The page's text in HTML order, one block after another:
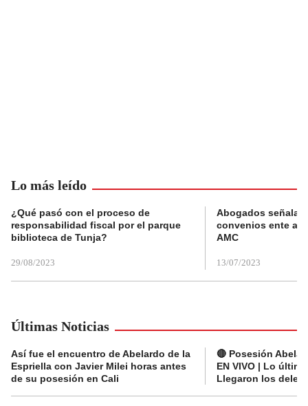
Lo más leído
¿Qué pasó con el proceso de
responsabilidad fiscal por el parque
biblioteca de Tunja?
29/08/2023
Abogados
convenios ente
AMC
13/07/2023
Últimas Noticias
Así fue el encuentro de Abelardo de la
Espriella con Javier Milei horas antes
de su posesión en Cali
🔴 Posesión
EN VIVO | Lo
Llegaron los